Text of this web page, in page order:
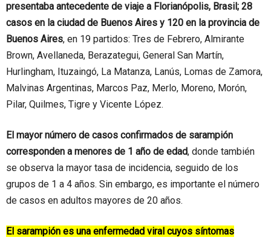
presentaba antecedente de viaje a Florianópolis, Brasil; 28
casos en la ciudad de Buenos Aires y 120 en la provincia de
Buenos Aires, en 19 partidos: Tres de Febrero, Almirante
Brown, Avellaneda, Berazategui, General San Martín,
Hurlingham, Ituzaingó, La Matanza, Lanús, Lomas de Zamora,
Malvinas Argentinas, Marcos Paz, Merlo, Moreno, Morón,
Pilar, Quilmes, Tigre y Vicente López.
El mayor número de casos confirmados de sarampión
corresponden a menores de 1 año de edad, donde también
se observa la mayor tasa de incidencia, seguido de los
grupos de 1 a 4 años. Sin embargo, es importante el número
de casos en adultos mayores de 20 años.
El sarampión es una enfermedad viral cuyos síntomas